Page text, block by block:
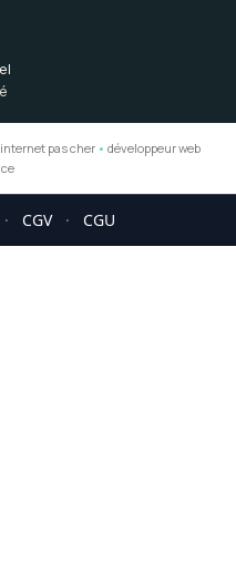
pas cher • développeur web
· CGV · CGU